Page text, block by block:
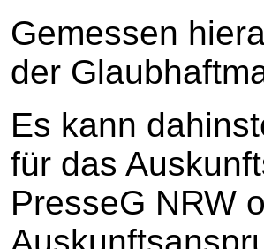
Gemessen
der
Es kann
für das
PresseG NRW